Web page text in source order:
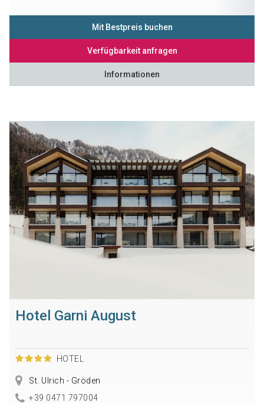
Mit Bestpreis buchen
Verfügbarkeit anfragen
Informationen
Hotel Garni August
HOTEL
St. Ulrich - Gröden
+39 0471 797004